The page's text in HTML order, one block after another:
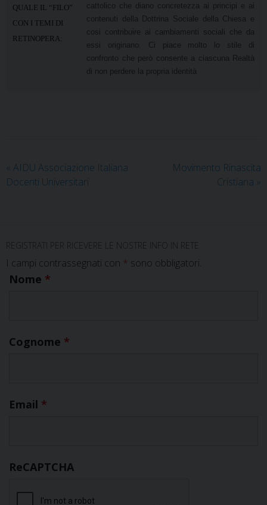
QUALE IL “FILO”
CON I TEMI DI
RETINOPERA:
cattolico che diano concretezza ai principi e ai
contenuti della Dottrina Sociale della Chiesa e
cosi contribuire ai cambiamenti sociali che da
essi originano. Ci piace molto lo stile di
confronto che però consente a ciascuna Realtà
di non perdere la propria identità
« AIDU Associazione Italiana
Docenti Universitari
Movimento Rinascita
Cristiana »
REGISTRATI PER RICEVERE LE NOSTRE INFO IN RETE
I campi contrassegnati con * sono obbligatori.
Nome *
Cognome *
Email *
ReCAPTCHA